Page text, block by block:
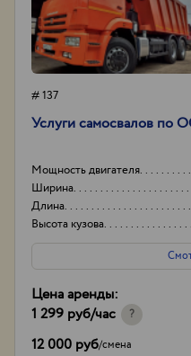
# 137
Услуги самосвалов по
Мощность двигателя
Ширина
Длина
Высота кузова
Цена аренды:
1 299 руб/час ?
12 000 руб/смена